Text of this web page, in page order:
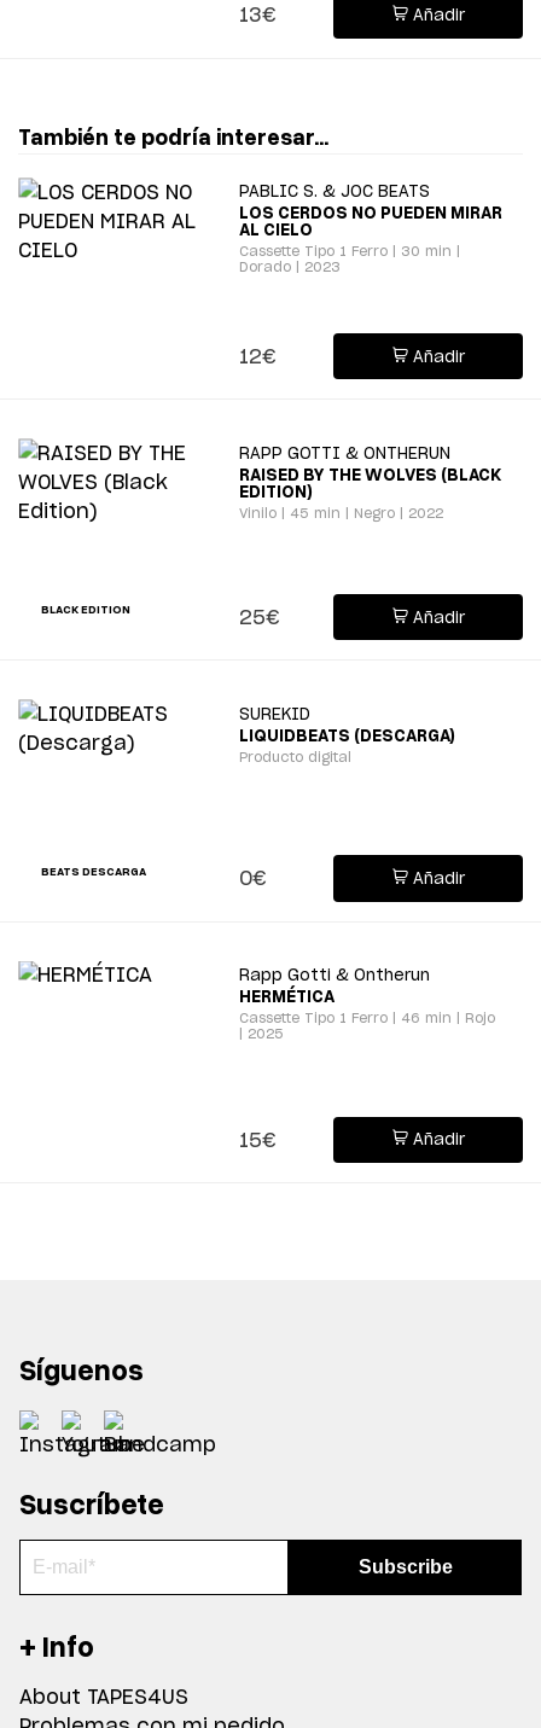
13€ Añadir
También te podría interesar...
PABLIC S. & JOC BEATS
LOS CERDOS NO PUEDEN MIRAR
AL CIELO
Cassette Tipo 1 Ferro | 30 min |
Dorado | 2023
12€ Añadir
BLACK EDITION
RAPP GOTTI & ONTHERUN
RAISED BY THE WOLVES (BLACK
EDITION)
Vinilo | 45 min | Negro | 2022
25€ Añadir
BEATS DESCARGA
SUREKID
LIQUIDBEATS (DESCARGA)
Producto digital
0€ Añadir
Rapp Gotti & Ontherun
HERMÉTICA
Cassette Tipo 1 Ferro | 46 min | Rojo
| 2025
15€ Añadir
Síguenos
Suscríbete
+ Info
About TAPES4US